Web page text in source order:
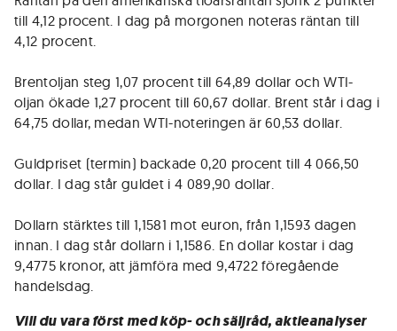
till 4,12 procent. I dag på morgonen noteras räntan till
4,12 procent.
Brentoljan steg 1,07 procent till 64,89 dollar och WTI-
oljan ökade 1,27 procent till 60,67 dollar. Brent står i dag i
64,75 dollar, medan WTI-noteringen är 60,53 dollar.
Guldpriset (termin) backade 0,20 procent till 4 066,50
dollar. I dag står guldet i 4 089,90 dollar.
Dollarn stärktes till 1,1581 mot euron, från 1,1593 dagen
innan. I dag står dollarn i 1,1586. En dollar kostar i dag
9,4775 kronor, att jämföra med 9,4722 föregående
handelsdag.
Vill du vara först med köp- och säljråd, aktieanalyser